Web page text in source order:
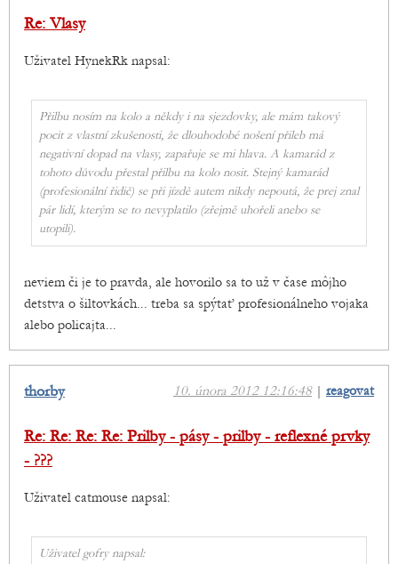
Re: Vlasy
Uživatel HynekRk napsal:
Přilbu nosím na kolo a někdy i na sjezdovky, ale mám takový
pocit z vlastní zkušenosti, že dlouhodobé nošení přileb má
negativní dopad na vlasy, zapařuje se mi hlava. A kamarád z
tohoto důvodu přestal přilbu na kolo nosit. Stejný kamarád
(profesionální řidič) se při jízdě autem nikdy nepoutá, že prej znal
pár lidí, kterým se to nevyplatilo (zřejmě uhořeli anebo se
utopili).
neviem či je to pravda, ale hovorilo sa to už v čase môjho
detstva o šiltovkách... treba sa spýtať profesionálneho vojaka
alebo policajta...
10. února 2012 12:16:48| reagovat
thorby
Re: Re: Re: Re: Prilby - pásy - prilby - reflexné prvky
- ???
Uživatel catmouse napsal:
Uživatel gofry napsal: